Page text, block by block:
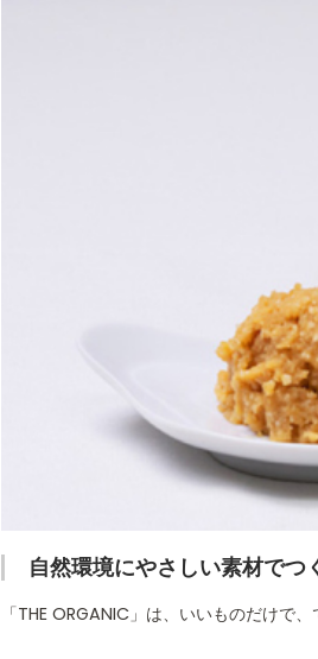
自然環境にやさしい素材でつ
「THE ORGANIC」は、いいものだけで